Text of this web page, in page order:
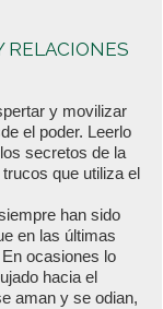
RELACIONES
y movilizar
el poder. Leerlo
secretos de la
que utiliza el
han sido
en las últimas
ocasiones lo
hacia el
aman y se odian,